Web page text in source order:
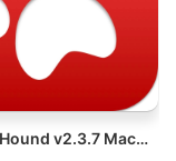
HistoryHound v2.3.7 Mac网页浏览记录搜索工具